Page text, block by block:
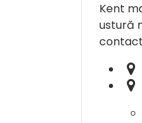
Kent
ustură